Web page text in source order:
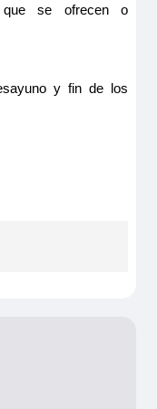
que se ofrecen o
y fin de los